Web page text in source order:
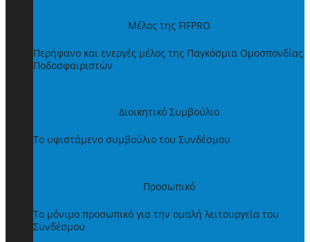
Μέλος της FIFPRO
Περήφανο και ενεργές μέλος της Παγκόσμια Ομοσπονδίας
Ποδοσφαιριστών
Διοικητικό Συμβούλιο
Το υφιστάμενο συμβούλιο του Συνδέσμου
Προσωπικό
Το μόνιμο προσωπικό για την ομαλή λειτουργεία του
Συνδέσμου